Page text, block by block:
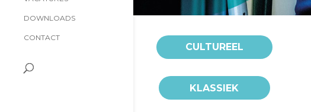
DOWNLOADS
CONTACT
CULTUREEL
KLASSIEK